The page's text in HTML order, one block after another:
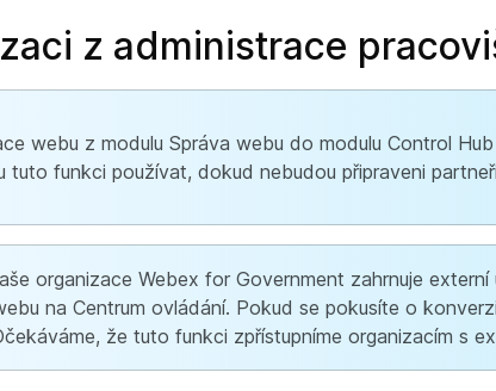
z administrace
webu z modulu Správa webu do modulu Control
tuto funkci používat, dokud nebudou připraveni
organizace Webex for Government zahrnuje
na Centrum ovládání. Pokud se pokusíte o
že tuto funkci zpřístupníme organizacím s